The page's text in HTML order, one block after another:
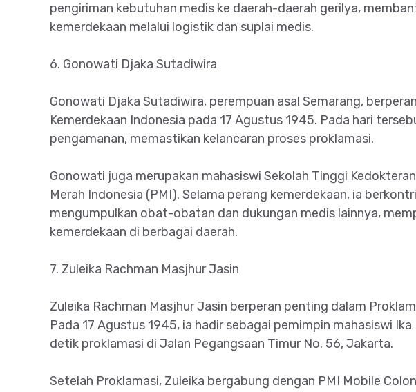
pengiriman kebutuhan medis ke daerah-daerah gerilya,
kemerdekaan melalui logistik dan suplai medis.
6. Gonowati Djaka Sutadiwira
Gonowati Djaka Sutadiwira, perempuan asal Semarang,
Kemerdekaan Indonesia pada 17 Agustus 1945. Pada hari
pengamanan, memastikan kelancaran proses proklamasi.
Gonowati juga merupakan mahasiswi Sekolah Tinggi
Merah Indonesia (PMI). Selama perang kemerdekaan, ia
mengumpulkan obat-obatan dan dukungan medis lainnya,
kemerdekaan di berbagai daerah.
7. Zuleika Rachman Masjhur Jasin
Zuleika Rachman Masjhur Jasin berperan penting dalam
Pada 17 Agustus 1945, ia hadir sebagai pemimpin mahasiswi
detik proklamasi di Jalan Pegangsaan Timur No. 56, Jakarta.
Setelah Proklamasi, Zuleika bergabung dengan PMI Mobile